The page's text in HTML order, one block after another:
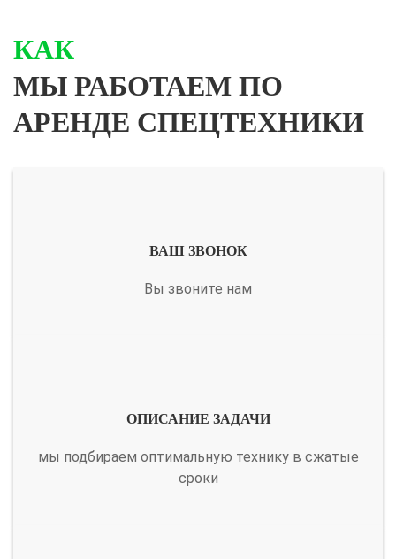
КАК
МЫ РАБОТАЕМ ПО
АРЕНДЕ СПЕЦТЕХНИКИ
ВАШ ЗВОНОК
Вы звоните нам
ОПИСАНИЕ ЗАДАЧИ
мы подбираем оптимальную технику в сжатые
сроки